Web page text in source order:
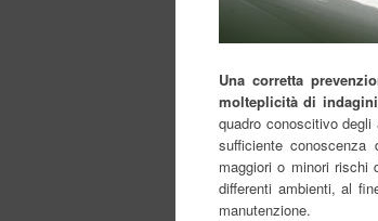
Una corretta
molteplicità di indagini
quadro conoscitivo
sufficiente
maggiori o minori rischi
differenti ambienti, al
manutenzione.